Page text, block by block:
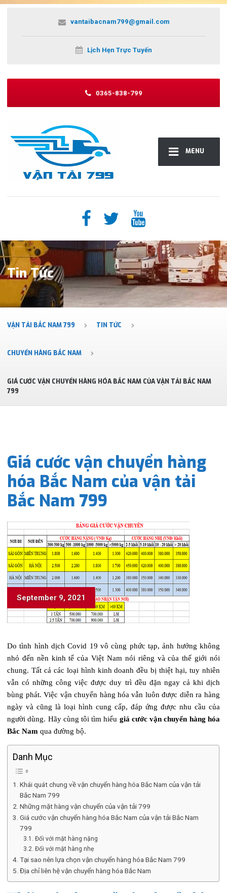
MENU
vantaibacnam799@gmail.com
Lịch Hẹn Trực Tuyến
0365-838-799
Tin Tức
VẬN TẢI BẮC NAM 799 TIN TỨC
CHUYỂN HÀNG BẮC NAM
GIÁ CƯỚC VẬN CHUYỂN HÀNG HÓA BẮC NAM CỦA VẬN TẢI BẮC NAM
799
Giá cước vận chuyển hàng
hóa Bắc Nam của vận tải
Bắc Nam 799
September 9, 2021
Do tình hình dịch Covid 19 vô cùng phức tạp, ảnh hưởng không
nhỏ đến nền kinh tế của Việt Nam nói riêng và của thế giới nói
chung. Tất cả các loại hình kinh doanh đều bị thiệt hại, tuy nhiên
vẫn có những công việc được duy trì đều đặn ngay cả khi dịch
bùng phát. Việc vận chuyển hàng hóa vẫn luôn được diễn ra hàng
ngày và cũng là loại hình cung cấp, đáp ứng được nhu cầu của
người dùng. Hãy cùng tôi tìm hiểu giá cước vận chuyển hàng hóa
Bắc Nam qua đường bộ.
Danh Mục
Khái quát chung về vận chuyển hàng hóa Bắc Nam của vận tải
Bắc Nam 799
Những mặt hàng vận chuyển của vận tải 799
Giá cước vận chuyển hàng hóa Bắc Nam của vận tải Bắc Nam
799
Đối với mặt hàng nặng
Đối với mặt hàng nhẹ
Tại sao nên lựa chọn vận chuyển hàng hóa Bắc Nam 799
Địa chỉ liên hệ vận chuyển hàng hóa Bắc Nam